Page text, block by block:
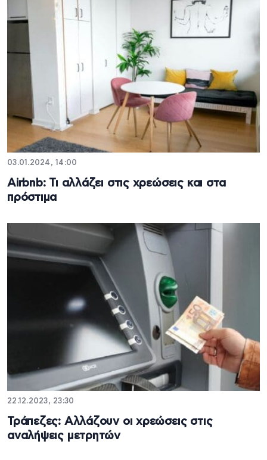
03.01.2024, 14:00
Airbnb: Τι αλλάζει στις χρεώσεις και στα
πρόστιμα
22.12.2023, 23:30
Τράπεζες: Αλλάζουν οι χρεώσεις στις
αναλήψεις μετρητών